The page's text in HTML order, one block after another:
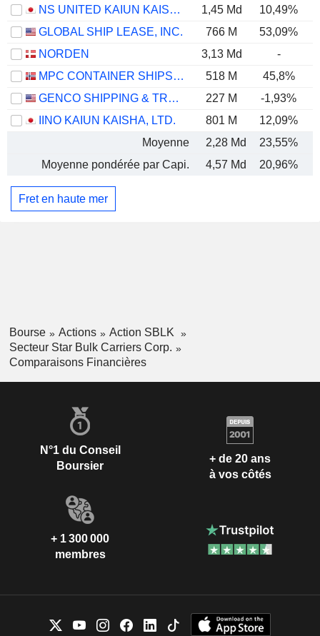
NS UNITED KAIUN KAISHA, LTD.
1,45 Md 10,49%
GLOBAL SHIP LEASE, INC.
766 M 53,09%
NORDEN
3,13 Md -
MPC CONTAINER SHIPS ASA
518 M 45,8%
GENCO SHIPPING & TRADING LIMITED
227 M -1,93%
IINO KAIUN KAISHA, LTD.
801 M 12,09%
Moyenne
2,28 Md 23,55%
Moyenne pondérée par Capi.
4,57 Md 20,96%
Fret en haute mer
Bourse Actions
Action SBLK
Secteur Star Bulk Carriers Corp.
Comparaisons Financières
N°1 du Conseil
Boursier
+ de 20 ans
à vos côtés
+ 1 300 000
membres